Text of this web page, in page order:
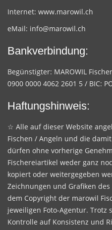
Internet: www.marowil.ch
eMail: info@marowil.ch
Bankverbindung:
Begünstigter: MAROWIL
0900 0000 4062 2601 5 / BIC:
Haftungshinweis:
☆ Alle auf dieser Website
Fischen / Angeln und die
dürfen ohne vorherige
Fischereiartikel weder ganz
kopiert oder weitergegeben
Zeichnungen und Grafiken
dem Copyright der marowil
jeweiligen Foto-Agentur.
Kontrolle auf Konsistenz und